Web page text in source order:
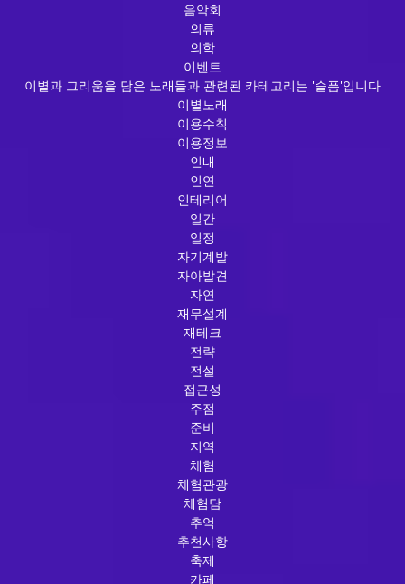
음악회
의류
의학
이벤트
이별과 그리움을 담은 노래들과 관련된 카테고리는 '슬픔'입니다
이별노래
이용수칙
이용정보
인내
인연
인테리어
일간
일정
자기계발
자아발견
자연
재무설계
재테크
전략
전설
접근성
주점
준비
지역
체험
체험관광
체험담
추억
추천사항
축제
카페